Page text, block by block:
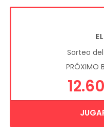
Sorteo
PRÓXIMO